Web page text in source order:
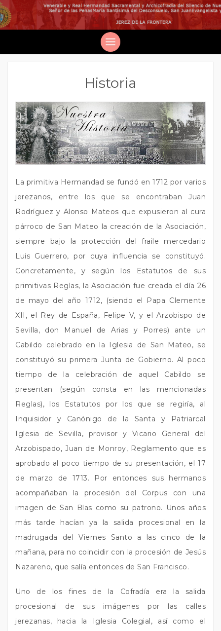
Historia
La primitiva Hermandad se fundó en 1712 por varios
jerezanos, entre los que se encontraban Juan
Rodríguez y Alonso Mateos que expusieron al cura
párroco de San Mateo la creación de la Asociación,
siempre bajo la protección del fraile mercedario
Luis Guerrero, por cuya influencia se constituyó.
Concretamente, y según los Estatutos de sus
primitivas Reglas, la Asociación fue creada el día 26
de mayo del año 1712, (siendo el Papa Clemente
XII, el Rey de España, Felipe V, y el Arzobispo de
Sevilla, don Manuel de Arias y Porres) ante un
Cabildo celebrado en la Iglesia de San Mateo, se
constituyó su primera Junta de Gobierno. Al poco
tiempo de la celebración de aquel Cabildo se
presentan (según consta en las mencionadas
Reglas), los Estatutos por los que se regiría, al
Inquisidor y Canónigo de la Santa y Patriarcal
Iglesia de Sevilla, provisor y Vicario General del
Arzobispado, Juan de Monroy, Reglamento que es
aprobado al poco tiempo de su presentación, el 17
de marzo de 1713. Por entonces sus hermanos
acompañaban la procesión del Corpus con una
imagen de San Blas como su patrono. Unos años
más tarde hacían ya la salida procesional en la
madrugada del Viernes Santo a las cinco de la
mañana, para no coincidir con la procesión de Jesús
Nazareno, que salía entonces de San Francisco.
Uno de los fines de la Cofradía era la salida
procesional de sus imágenes por las calles
jerezanas, hacia la Iglesia Colegial, así como el